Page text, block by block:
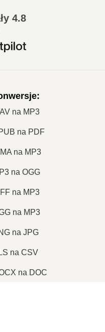
4.8
:
na MP3
na PDF
na MP3
na OGG
na MP3
na MP3
na JPG
na CSV
na DOC